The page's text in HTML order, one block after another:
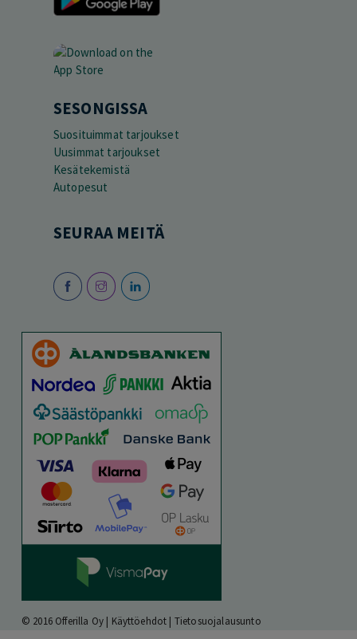
SESONGISSA
Suosituimmat tarjoukset
Uusimmat tarjoukset
Kesätekemistä
Autopesut
SEURAA MEITÄ
© 2016 Offerilla Oy | Käyttöehdot | Tietosuojalausunto